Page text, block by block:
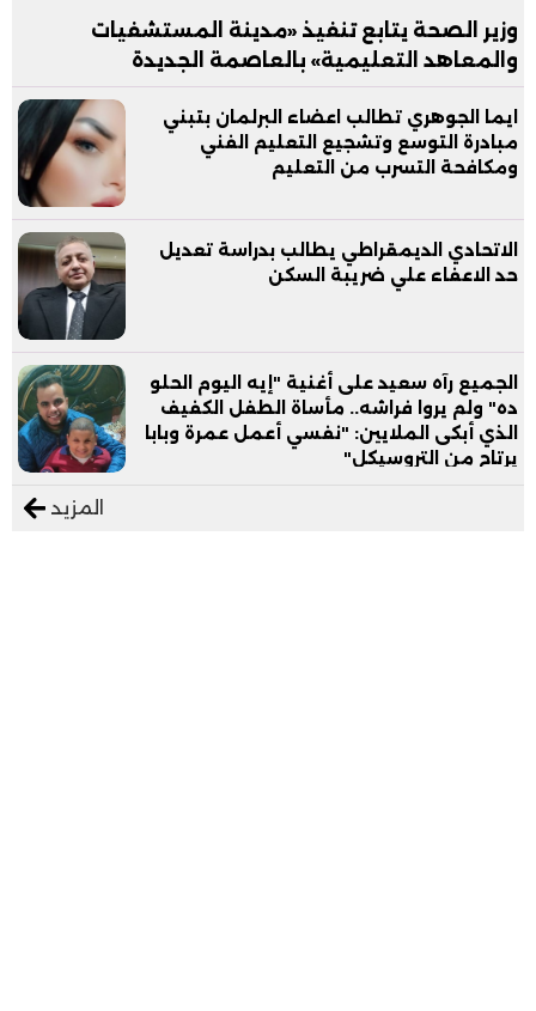
وزير الصحة يتابع تنفيذ «مدينة المستشفيات
والمعاهد التعليمية» بالعاصمة الجديدة
ايما الجوهري تطالب اعضاء البرلمان بتبني
مبادرة التوسع وتشجيع التعليم الفني
ومكافحة التسرب من التعليم
الاتحادي الديمقراطي يطالب بدراسة تعديل
حد الاعفاء علي ضريبة السكن
الجميع رآه سعيد على أغنية "إيه اليوم الحلو
ده" ولم يروا فراشه.. مأساة الطفل الكفيف
الذي أبكى الملايين: "نفسي أعمل عمرة وبابا
يرتاح من التروسيكل"
المزيد